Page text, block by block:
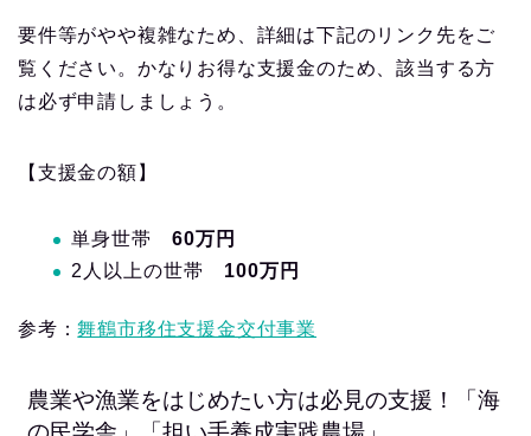
要件等がやや複雑なため、詳細は下記のリンク先をご
覧ください。かなりお得な支援金のため、該当する方
は必ず申請しましょう。
【支援金の額】
単身世帯 60万円
2人以上の世帯 100万円
参考：舞鶴市移住支援金交付事業
農業や漁業をはじめたい方は必見の支援！「海